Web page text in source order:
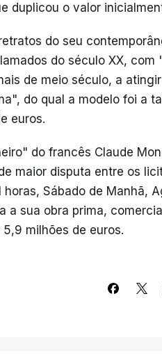
duplicou o valor
do seu
do século XX, com
de meio século, a
do qual a modelo foi a
euros.
do francês Claude
maior disputa entre os
Sábado de Manhã,
a sua obra prima,
milhões de euros.